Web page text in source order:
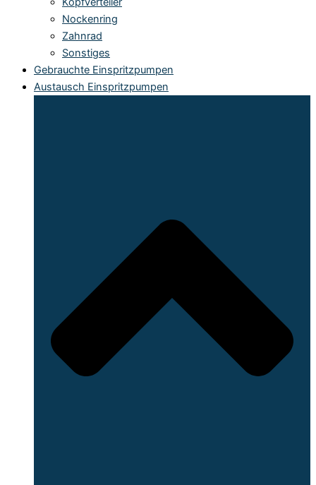
Nockenring
Zahnrad
Sonstiges
Gebrauchte Einspritzpumpen
Austausch Einspritzpumpen